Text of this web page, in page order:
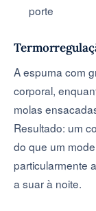
porte
A espuma com
corporal,
molas
Resultado: um
do que um
particularmente
a suar à noite.